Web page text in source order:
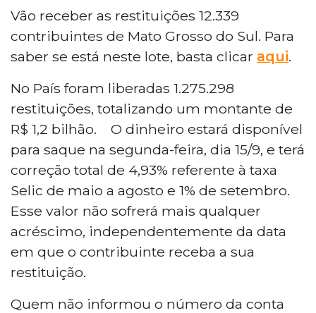
Vão receber as restituições 12.339
contribuintes de Mato Grosso do Sul. Para
saber se está neste lote, basta clicar aqui.
No País foram liberadas 1.275.298
restituições, totalizando um montante de
R$ 1,2 bilhão. O dinheiro estará disponível
para saque na segunda-feira, dia 15/9, e terá
correção total de 4,93% referente à taxa
Selic de maio a agosto e 1% de setembro.
Esse valor não sofrerá mais qualquer
acréscimo, independentemente da data
em que o contribuinte receba a sua
restituição.
Quem não informou o número da conta